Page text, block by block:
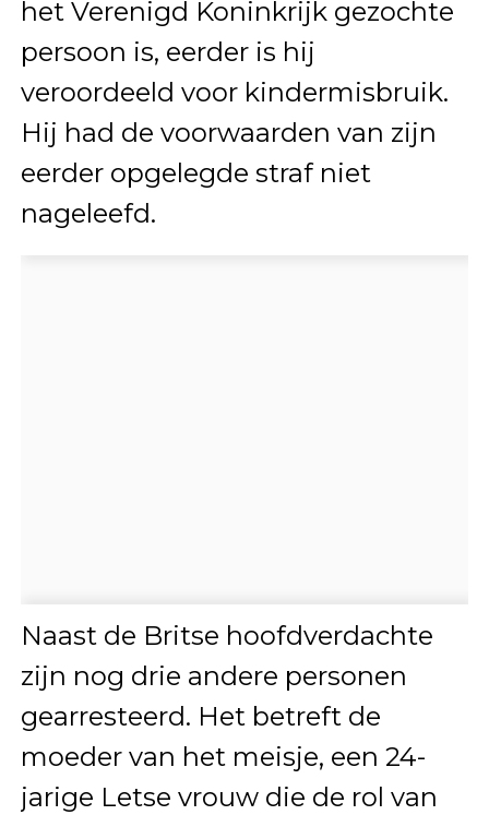
het Verenigd Koninkrijk gezochte
persoon is, eerder is hij
veroordeeld voor kindermisbruik.
Hij had de voorwaarden van zijn
eerder opgelegde straf niet
nageleefd.
Naast de Britse hoofdverdachte
zijn nog drie andere personen
gearresteerd. Het betreft de
moeder van het meisje, een 24-
jarige Letse vrouw die de rol van